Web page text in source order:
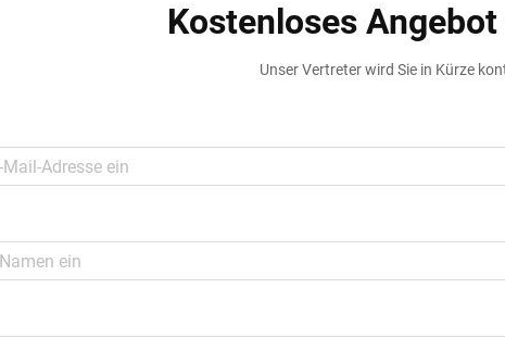
Kostenloses
Unser Vertreter wird Sie in Kürze